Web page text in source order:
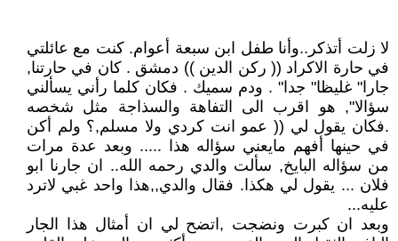
لا زلت أتذكر..وأنا طفل ابن سبعة أعوام. كنت مع عائلتي
في حارة الاكراد (( ركن الدين )) دمشق . كان في حارتنا,
جارا" غليظا" جدا" . ودم سميك . فكان كلما رأني يسألني
سؤالا", هو اقرب الى التفاهة والسذاجة مثل شخصه
.فكان يقول لي (( عمو انت كردي ولا مسلم,؟ ولم أكن
في حينها أفهم مايعني سؤاله هذا ..... وبعد عدة مرات
من سؤاله البايخ, سألت والدي رحمه الله.. ان جارنا ابو
فلان ... يقول لي هكذا. فقال والدي,,هذا واحد غبي لاترد
عليه...
وبعد ان كبرت ونضجت ,اتضح لي ان أمثال هذا الجار